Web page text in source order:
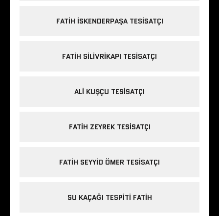
FATIH ISKENDERPAŞA TESISATÇI
FATIH SILIVRIKAPI TESISATÇI
ALI KUŞÇU TESISATÇI
FATIH ZEYREK TESISATÇI
FATIH SEYYID ÖMER TESISATÇI
SU KAÇAĞI TESPITI FATIH